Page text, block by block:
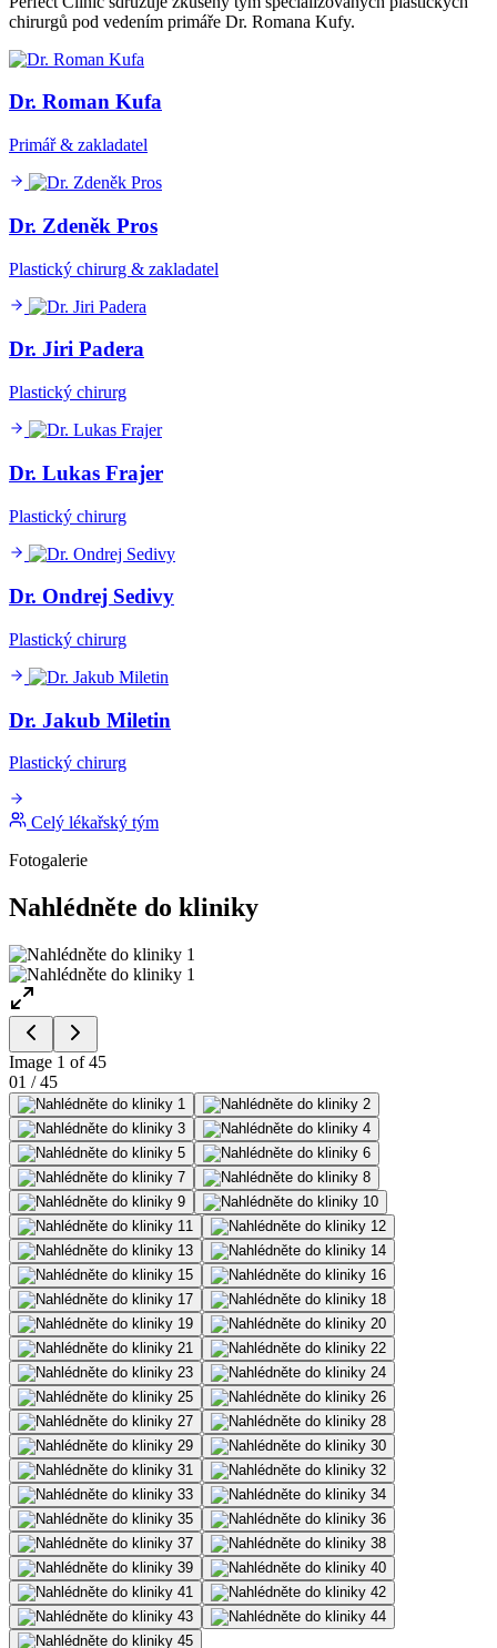
chirurgů pod vedením primáře Dr. Romana Kufy.
Dr. Roman Kufa
Primář & zakladatel
Dr. Zdeněk Pros
Plastický chirurg & zakladatel
Dr. Jiri Padera
Plastický chirurg
Dr. Lukas Frajer
Plastický chirurg
Dr. Ondrej Sedivy
Plastický chirurg
Dr. Jakub Miletin
Plastický chirurg
Celý lékařský tým
Fotogalerie
Nahlédněte do kliniky
Image 1 of 45
01 /45